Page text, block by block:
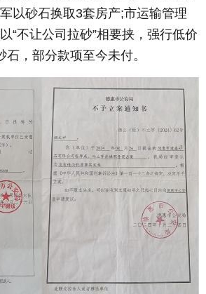
以砂石换取3套房产;市运输管理
“不让公司拉砂”相要挟，强行低价
，部分款项至今未付。